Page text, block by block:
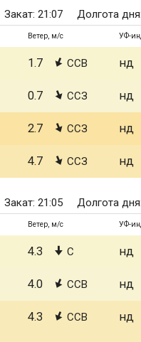
Закат: 21:07 Долгота
Ветер, м/с УФ-
1.7 ССВ нд
0.7 ССЗ нд
2.7 ССЗ нд
4.7 ССЗ нд
Закат: 21:05 Долгота
Ветер, м/с УФ-
4.3 С нд
4.0 ССВ нд
4.3 ССВ нд